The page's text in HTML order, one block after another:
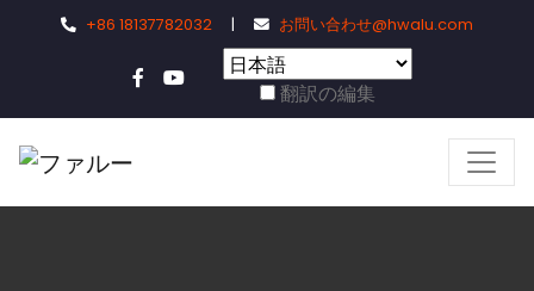
+86 18137782032 | お問い合わせ@hwalu.com
翻訳の編集